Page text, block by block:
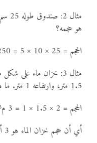
هو حجمه؟
الحجم = 25 × 10 × 5 = 1250 سم³
1.5 متر، وارتفاعه 1 متر. ما هو حجمه؟
الحجم = 2 × 1.5 × 1 = 3 م³
أي أن حجم خزان الماء هو 3 أمتار مكعبة. ويمكن تحويله إلى لترات: